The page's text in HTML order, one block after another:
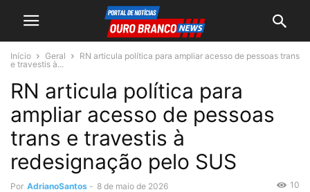
Início Geral
RN articula política para ampliar acesso de pessoas trans
e travestis à...
RN articula política para
ampliar acesso de pessoas
trans e travestis à
redesignação pelo SUS
Por AdrianoSantos - 8 de maio de 2026 10